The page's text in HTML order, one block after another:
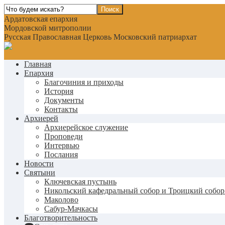
Ардатовская епархия
Мордовской митрополии
Русская Православная Церковь Московский патриархат
Главная
Епархия
Благочиния и приходы
История
Документы
Контакты
Архиерей
Архиерейское служение
Проповеди
Интервью
Послания
Новости
Святыни
Ключевская пустынь
Никольский кафедральный собор и Троицкий собор
Маколово
Сабур-Мачкасы
Благотворительность